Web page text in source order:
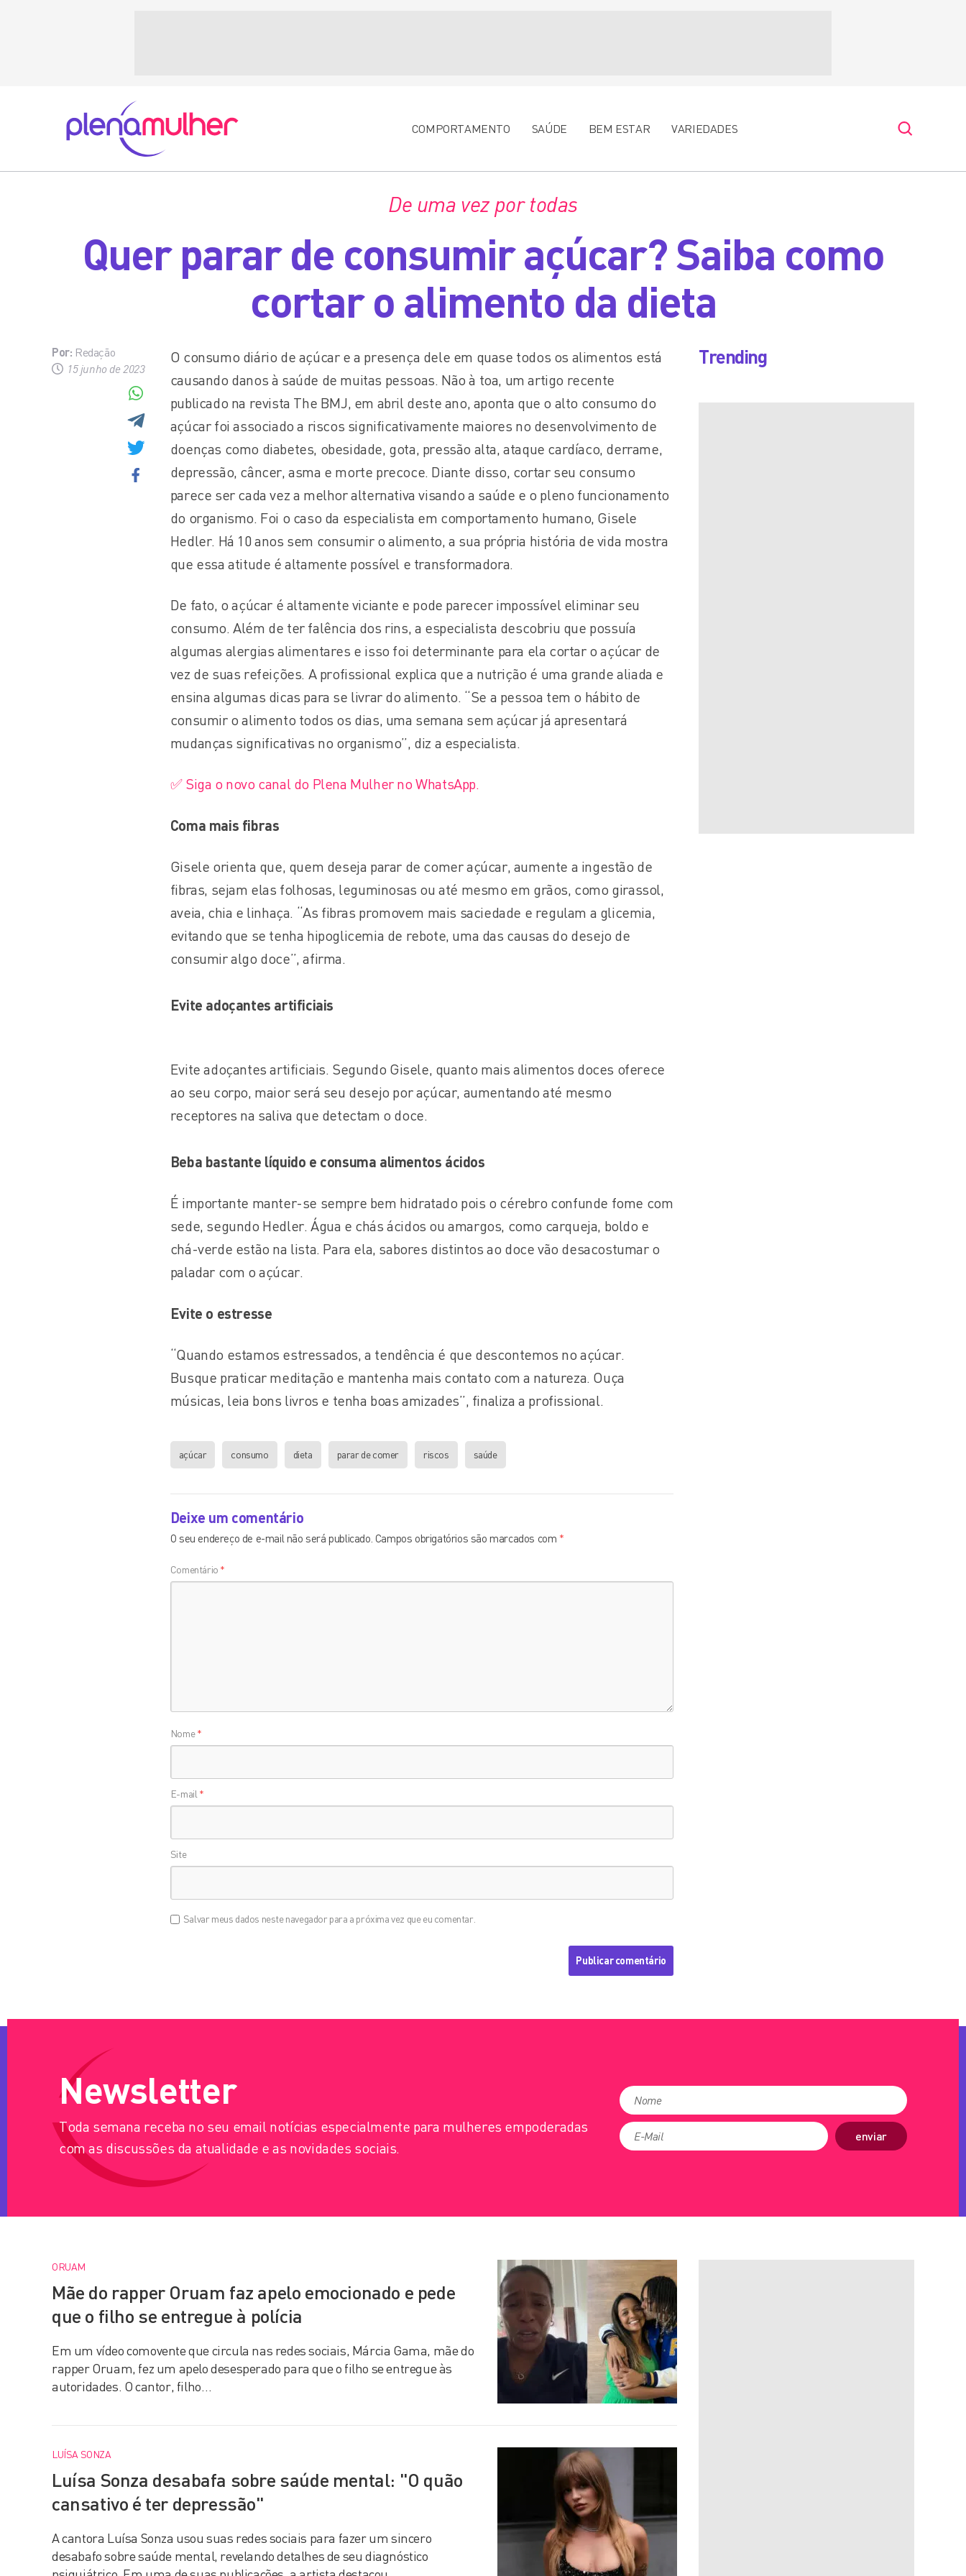
COMPORTAMENTO SAÚDE BEM ESTAR VARIEDADES
De uma vez por todas
Quer parar de consumir açúcar? Saiba como
cortar o alimento da dieta
Por: Redação
15 junho de 2023
O consumo diário de açúcar e a presença dele em quase todos os alimentos está
causando danos à saúde de muitas pessoas. Não à toa, um artigo recente
publicado na revista The BMJ, em abril deste ano, aponta que o alto consumo do
açúcar foi associado a riscos significativamente maiores no desenvolvimento de
doenças como diabetes, obesidade, gota, pressão alta, ataque cardíaco, derrame,
depressão, câncer, asma e morte precoce. Diante disso, cortar seu consumo
parece ser cada vez a melhor alternativa visando a saúde e o pleno funcionamento
do organismo. Foi o caso da especialista em comportamento humano, Gisele
Hedler. Há 10 anos sem consumir o alimento, a sua própria história de vida mostra
que essa atitude é altamente possível e transformadora.
De fato, o açúcar é altamente viciante e pode parecer impossível eliminar seu
consumo. Além de ter falência dos rins, a especialista descobriu que possuía
algumas alergias alimentares e isso foi determinante para ela cortar o açúcar de
vez de suas refeições. A profissional explica que a nutrição é uma grande aliada e
ensina algumas dicas para se livrar do alimento. “Se a pessoa tem o hábito de
consumir o alimento todos os dias, uma semana sem açúcar já apresentará
mudanças significativas no organismo”, diz a especialista.
✅ Siga o novo canal do Plena Mulher no WhatsApp.
Coma mais fibras
Gisele orienta que, quem deseja parar de comer açúcar, aumente a ingestão de
fibras, sejam elas folhosas, leguminosas ou até mesmo em grãos, como girassol,
aveia, chia e linhaça. “As fibras promovem mais saciedade e regulam a glicemia,
evitando que se tenha hipoglicemia de rebote, uma das causas do desejo de
consumir algo doce”, afirma.
Evite adoçantes artificiais
Evite adoçantes artificiais. Segundo Gisele, quanto mais alimentos doces oferece
ao seu corpo, maior será seu desejo por açúcar, aumentando até mesmo
receptores na saliva que detectam o doce.
Beba bastante líquido e consuma alimentos ácidos
É importante manter-se sempre bem hidratado pois o cérebro confunde fome com
sede, segundo Hedler. Água e chás ácidos ou amargos, como carqueja, boldo e
chá-verde estão na lista. Para ela, sabores distintos ao doce vão desacostumar o
paladar com o açúcar.
Evite o estresse
“Quando estamos estressados, a tendência é que descontemos no açúcar.
Busque praticar meditação e mantenha mais contato com a natureza. Ouça
músicas, leia bons livros e tenha boas amizades”, finaliza a profissional.
açúcar consumo dieta parar de comer riscos saúde
Deixe um comentário
O seu endereço de e-mail não será publicado. Campos obrigatórios são marcados com *
Comentário *
Nome*
E-mail *
Site
Salvar meus dados neste navegador para a próxima vez que eu comentar.
Trending
Newsletter
Toda semana receba no seu email notícias especialmente para mulheres empoderadas
com as discussões da atualidade e as novidades sociais.
enviar
ORUAM
Mãe do rapper Oruam faz apelo emocionado e pede
que o filho se entregue à polícia
Em um vídeo comovente que circula nas redes sociais, Márcia Gama, mãe do
rapper Oruam, fez um apelo desesperado para que o filho se entregue às
autoridades. O cantor, filho…
LUÍSA SONZA
Luísa Sonza desabafa sobre saúde mental: "O quão
cansativo é ter depressão"
A cantora Luísa Sonza usou suas redes sociais para fazer um sincero
desabafo sobre saúde mental, revelando detalhes de seu diagnóstico